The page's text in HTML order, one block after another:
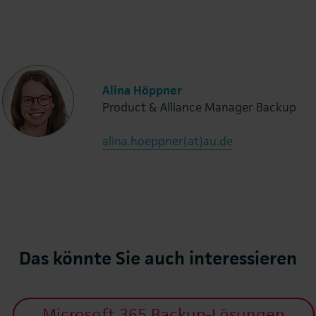
Alina Höppner
Product & Alliance Manager Backup
alina.hoeppner(at)au.de
Das könnte Sie auch interessieren